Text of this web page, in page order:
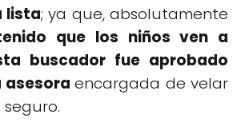
lista; ya que, absolutamente
que los niños ven a
buscador fue aprobado
asesoraencargada de velar